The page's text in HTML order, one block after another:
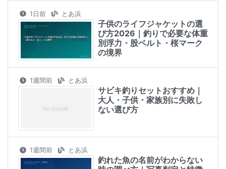
1日前 とあ浜
子供のライフジャケットの選
び方2026｜釣りで必要な体重
別浮力・股ベルト・桜マーク
の境界
1週間前 とあ浜
サビキ釣りセットおすすめ｜
大人・子供・家族別に失敗し
ない選び方
1週間前 とあ浜
釣れた魚の名前がわからない